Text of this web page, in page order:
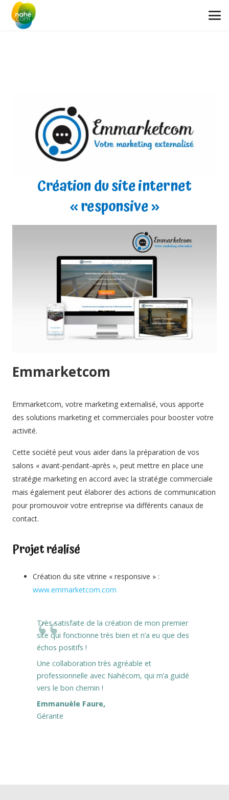
Création du site internet
« responsive »
Emmarketcom
Emmarketcom, votre marketing externalisé, vous apporte
des solutions marketing et commerciales pour booster votre
activité.
Cette société peut vous aider dans la préparation de vos
salons « avant-pendant-après », peut mettre en place une
stratégie marketing en accord avec la stratégie commerciale
mais également peut élaborer des actions de communication
pour promouvoir votre entreprise via différents canaux de
contact.
Projet réalisé
Création du site vitrine « responsive » :
www.emmarketcom.com
Très satisfaite de la création de mon premier
site qui fonctionne très bien et n’a eu que des
échos positifs !
Une collaboration très agréable et
professionnelle avec Nahécom, qui m’a guidé
vers le bon chemin !
Emmanuèle Faure,
Gérante